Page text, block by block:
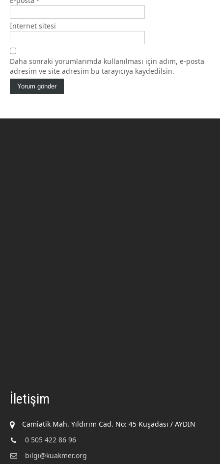
İnternet sitesi
Daha sonraki yorumlarımda kullanılması için adım, e-posta
adresim ve site adresim bu tarayıcıya kaydedilsin.
İletişim
Camiatik Mah. Yıldırım Cad. No: 45 Kuşadası / AYDIN
0 505 422 86 96
bilgi@kuakmer.org